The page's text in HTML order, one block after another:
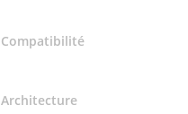
Compatibilité
Architecture